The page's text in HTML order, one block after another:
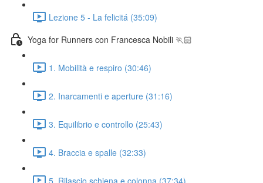
Lezione 5 - La felicitá (35:09)
Yoga for Runners con Francesca Nobili 🏃🏻
1. Mobilità e respiro (30:46)
2. Inarcamenti e aperture (31:16)
3. Equilibrio e controllo (25:43)
4. Braccia e spalle (32:33)
5. Rilascio schiena e colonna (37:34)